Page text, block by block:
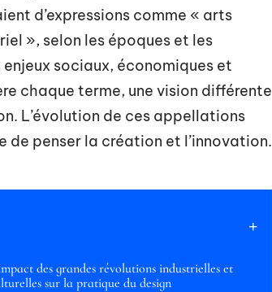
d’expressions comme « arts
», selon les époques et les
sociaux, économiques et
chaque terme, une vision différente
L’évolution de ces appellations
de penser la création et l’innovation.
des grandes révolutions industrielles et
sur la pratique du design